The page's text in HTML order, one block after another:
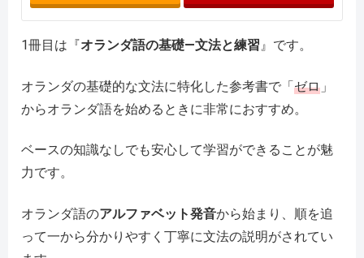
1冊目は『オランダ語の基礎―文法と練習』です。
オランダの基礎的な文法に特化した参考書で「ゼロ 」
からオランダ語を始めるときに非常におすすめ。
ベースの知識なしでも安心して学習ができることが魅
力です。
オランダ語のアルファベット発音から始まり、順を追
って一から分かりやすく丁寧に文法の説明がされてい